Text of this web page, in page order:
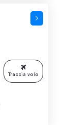
Traccia volo